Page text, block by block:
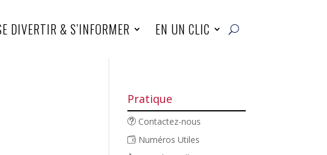
DIVERTIR & S’INFORMER EN UN CLIC
Pratique
Contactez-nous
Numéros Utiles